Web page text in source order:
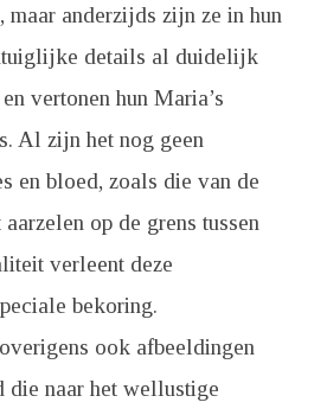
maar anderzijds zijn ze in hun
details al duidelijk
vertonen hun Maria’s
Al zijn het nog geen
en bloed, zoals die van de
op de grens tussen
verleent deze
bekoring.
ook afbeeldingen
die naar het wellustige